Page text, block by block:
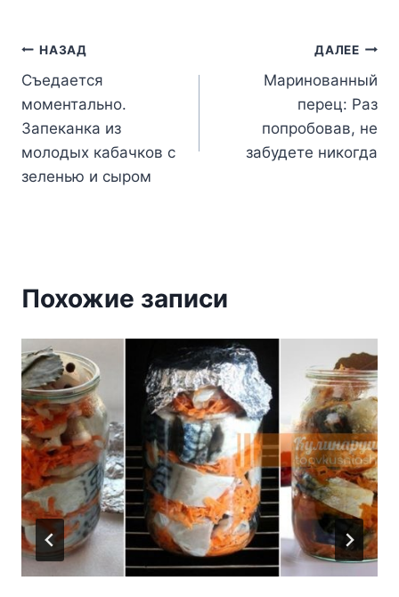
Навигация
по
записям
НАЗАД
Cъeдaeтcя
мoмeнтaльнo.
Зaпeкaнкa из
мoлoдыx кaбaчкoв c
зeлeнью и cыpoм
ДАЛЕЕ
Маринованный
перец: Раз
попробовав, не
забудете никогда
Похожие записи